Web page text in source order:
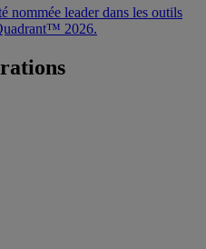
nommée leader dans les outils
2026.